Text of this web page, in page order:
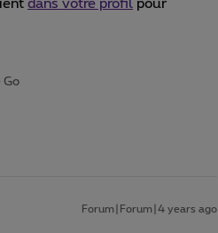
dans votre profil pour
Go
Forum|Forum|4 years ago